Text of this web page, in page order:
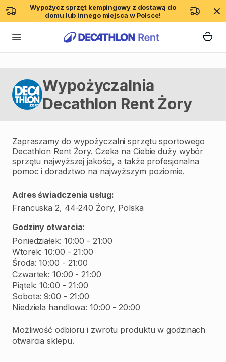
Wypożycz sprzęt kempingowy z dostawą do
domu lub innego miejsca w Polsce!
Wypożyczalnia
Decathlon Rent Żory
Zapraszamy do wypożyczalni sprzętu sportowego
Decathlon Rent Żory. Czeka na Ciebie duży wybór
sprzętu najwyższej jakości, a także profesjonalna
pomoc i doradztwo na najwyższym poziomie.
Adres świadczenia usług:
Francuska 2, 44-240 Żory, Polska
Godziny otwarcia:
Poniedziałek: 10:00 - 21:00
Wtorek: 10:00 - 21:00
Środa: 10:00 - 21:00
Czwartek: 10:00 - 21:00
Piątek: 10:00 - 21:00
Sobota: 9:00 - 21:00
Niedziela handlowa: 10:00 - 20:00
Możliwość odbioru i zwrotu produktu w godzinach
otwarcia sklepu.